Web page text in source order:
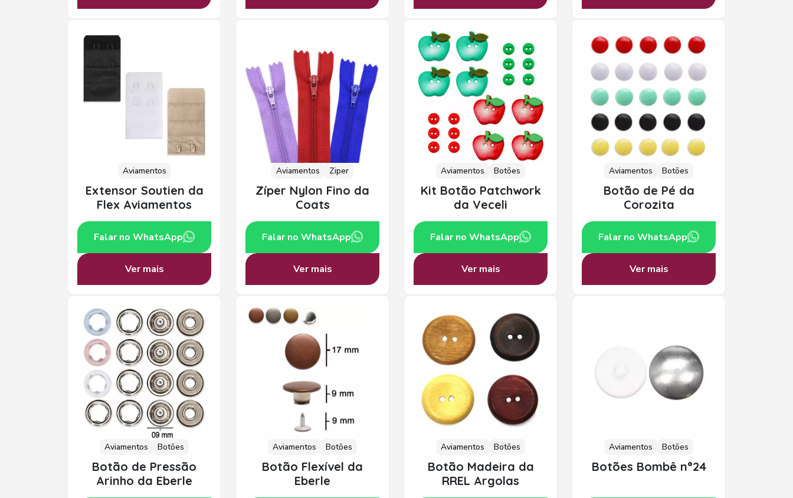
Aviamentos
Extensor Soutien da
Flex Aviamentos
Falar no WhatsApp
Ver mais
Aviamentos Ziper
Zíper Nylon Fino da
Coats
Falar no WhatsApp
Ver mais
Aviamentos Botões
Kit Botão Patchwork
da Veceli
Falar no WhatsApp
Ver mais
Aviamentos Botões
Botão de Pé da
Corozita
Falar no WhatsApp
Ver mais
Aviamentos Botões
Botão de Pressão
Arinho da Eberle
Aviamentos Botões
Botão Flexível da
Eberle
Aviamentos Botões
Botão Madeira da
RREL Argolas
Aviamentos Botões
Botões Bombê n°24